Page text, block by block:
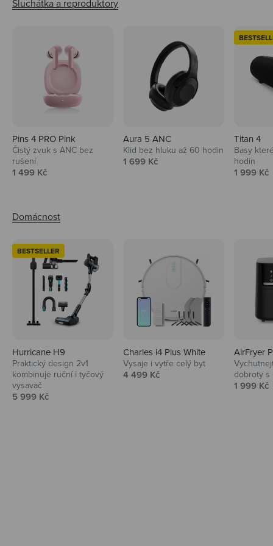
Pins 4 PRO Pink
Čistý zvuk s ANC bez
rušení
Prodejní cena
1 499 Kč
Aura 5 ANC
Klid bez hluku až 60 hodin
Prodejní cena
1 699 Kč
Titan 4
Basy
hodin
Prodejní
1 999 Kč
BESTSELLER
Hurricane H9
Praktický design 2v1
kombinuje ruční i tyčový
vysavač
Prodejní cena
5 999 Kč
Charles i4 Plus White
Vysaje i vytře celý byt
Prodejní cena
4 499 Kč
AirFryer
dobroty s
Prodejní
1 999 Kč
Audio
Niceboy sluchátka a repráky ti padnou
do noty.